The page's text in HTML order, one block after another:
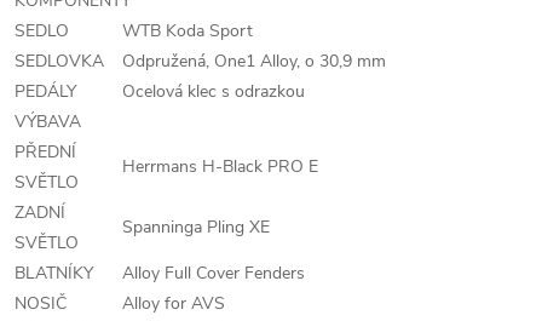
SEDLO
WTB Koda Sport
SEDLOVKA
Odpružená, One1 Alloy, o 30,9 mm
PEDÁLY
Ocelová klec s odrazkou
VÝBAVA
PŘEDNÍ
SVĚTLO
Herrmans H-Black PRO E
ZADNÍ
SVĚTLO
Spanninga Pling XE
BLATNÍKY
Alloy Full Cover Fenders
NOSIČ
Alloy for AVS